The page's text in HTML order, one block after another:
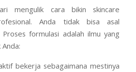
mengulik cara bikin skincare
Anda tidak bisa asal
formulasi adalah ilmu yang
bekerja sebagaimana mestinya